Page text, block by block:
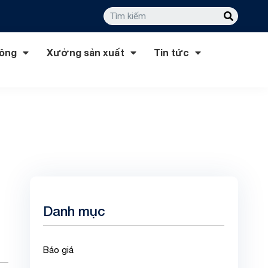
Xưởng sản xuất
Tin tức
Danh mục
Báo giá